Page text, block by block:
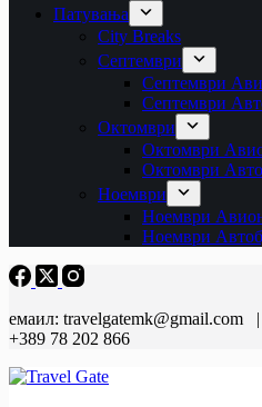
Патувања
City Breaks
Септември
Септември
Септември
Октомври
Октомври
Октомври
Ноември
Ноември
Ноември
емаил: travelgatemk@gmail.com
+389 78 202 866